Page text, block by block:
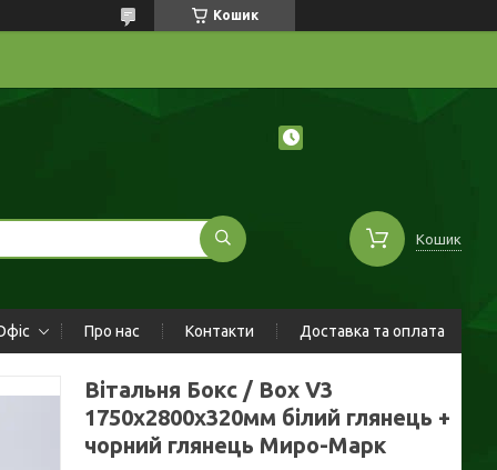
Кошик
Кошик
Про нас Контакти Доставка та оплата
Вітальня Бокс / Box V3
1750х2800х320мм білий глянець +
чорний глянець Миро-Марк